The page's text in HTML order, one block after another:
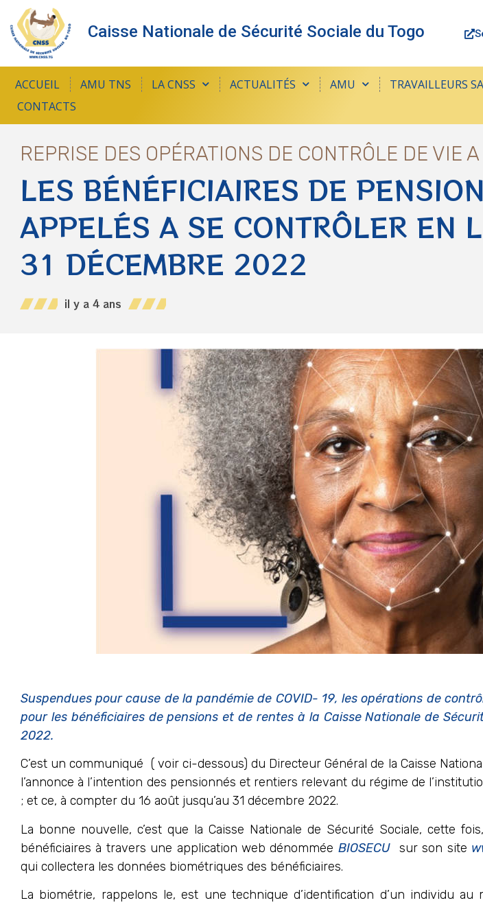
Caisse Nationale de Sécurité Sociale du Togo
ACCUEIL AMU TNS LA CNSS ACTUALITÉS AMU TRAVAILLEURS
CONTACTS
REPRISE DES OPÉRATIONS DE CONTRÔLE DE VIE
LES BÉNÉFICIAIRES DE
APPELÉS A SE CONTRÔLER EN
31 DÉCEMBRE 2022
il y a 4 ans
Suspendues pour cause de la pandémie de COVID- 19, les opérations de
pour les bénéficiaires de pensions et de rentes à la Caisse Nationale de
2022.
C’est un communiqué ( voir ci-dessous) du Directeur Général de la Caisse
l’annonce à l’intention des pensionnés et rentiers relevant du régime de
; et ce, à compter du 16 août jusqu’au 31 décembre 2022.
La bonne nouvelle, c’est que la Caisse Nationale de Sécurité Sociale, cette
bénéficiaires à travers une application web dénommée BIOSECU sur son site
qui collectera les données biométriques des bénéficiaires.
La biométrie, rappelons le, est une technique d’identification d’un individu